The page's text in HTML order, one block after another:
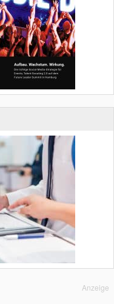
Anzeige